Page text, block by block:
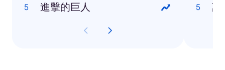
進擊的巨人
萬